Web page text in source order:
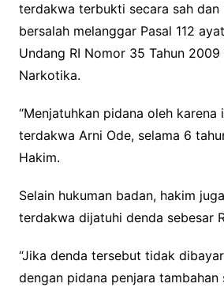
terdakwa terbukti secara sah dan
bersalah melanggar Pasal 112
Undang RI Nomor 35 Tahun
Narkotika.
“Menjatuhkan pidana oleh karena
terdakwa Arni Ode, selama 6
Hakim.
Selain hukuman badan, hakim
terdakwa dijatuhi denda sebesar
“Jika denda tersebut tidak
dengan pidana penjara tambahan